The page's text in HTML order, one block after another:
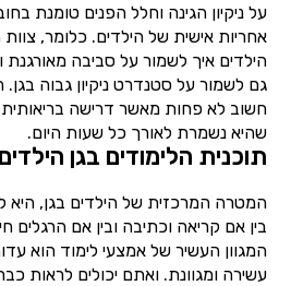
על ניקיון הגינה וחלל הפנים טומנת
אחריות אישית של הילדים. כלומר,
הילדים איך לשמור על סביבה
גם לשמור על סטנדרט ניקיון גבוה בגן.
חשוב לא פחות מאשר דרישה בריאותית.
שהיא נשמרת לאורך כל שעות היום.
תוכנית הלימודים בגן הילדים
המטרה המרכזית של הילדים בגן, היא
בין אם קריאה וכתיבה ובין אם הרגלים
המגוון העשיר של אמצעי לימוד הוא
עשירה ומגוונת. ואתם יכולים לראות